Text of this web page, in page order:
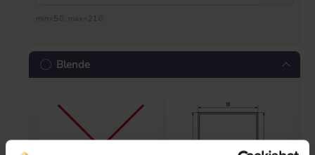
min=50, max=210
Blende